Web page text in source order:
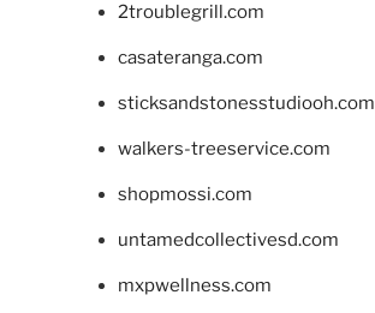
2troublegrill.com
casateranga.com
sticksandstonesstudiooh.com
walkers-treeservice.com
shopmossi.com
untamedcollectivesd.com
mxpwellness.com